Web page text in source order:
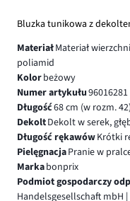
Bluzka tunikowa z
MateriałMateriał
poliamid
Kolorbeżowy
Numer artykułu96016281
Długość68 cm (w rozm. 42)
DekoltDekolt w serek,
Długość rękawówKrótki
PielęgnacjaPranie w
Markabonprix
Podmiot gospodarczy
Handelsgesellschaft mbH